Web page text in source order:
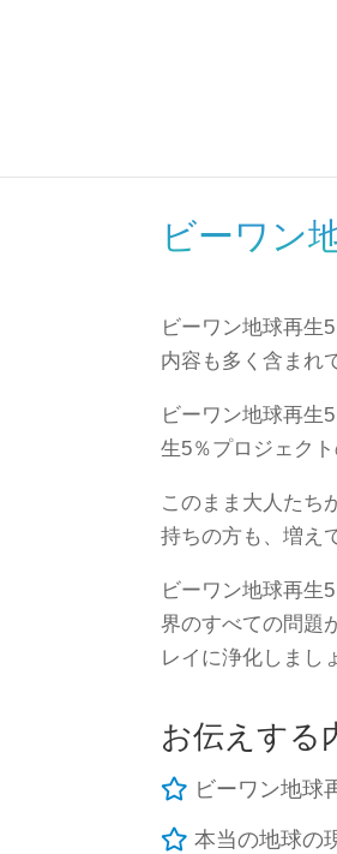
ビーワン
ビーワン地球再生
内容も多く含まれ
ビーワン地球再生
生5％プロジェク
このまま大人たち
持ちの方も、増え
ビーワン地球再生
界のすべての問題
レイに浄化しまし
お伝えする
 ビーワン地球
 本当の地球の